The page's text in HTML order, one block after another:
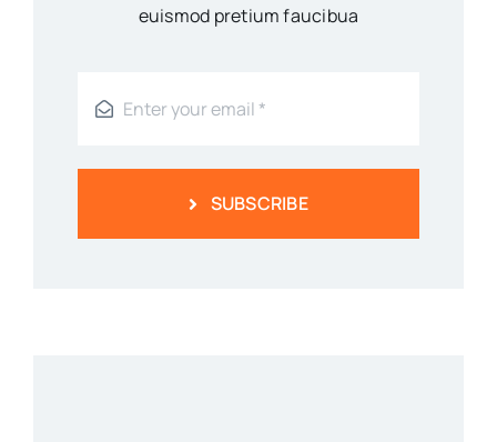
euismod pretium faucibua
SUBSCRIBE